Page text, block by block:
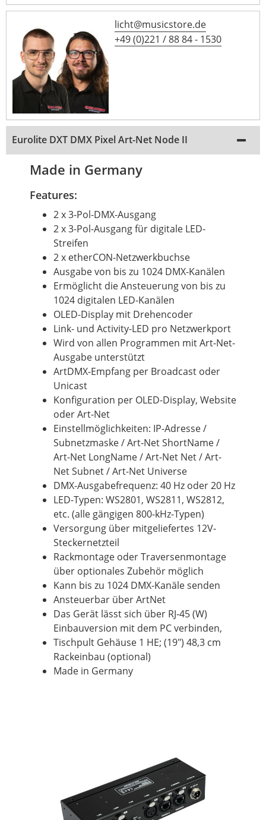
licht@musicstore.de
+49 (0)221 / 88 84 - 1530
Eurolite DXT DMX Pixel Art-Net Node II
Made in Germany
Features:
2 x 3-Pol-DMX-Ausgang
2 x 3-Pol-Ausgang für digitale LED-
Streifen
2 x etherCON-Netzwerkbuchse
Ausgabe von bis zu 1024 DMX-Kanälen
Ermöglicht die Ansteuerung von bis zu
1024 digitalen LED-Kanälen
OLED-Display mit Drehencoder
Link- und Activity-LED pro Netzwerkport
Wird von allen Programmen mit Art-Net-
Ausgabe unterstützt
ArtDMX-Empfang per Broadcast oder
Unicast
Konfiguration per OLED-Display, Website
oder Art-Net
Einstellmöglichkeiten: IP-Adresse /
Subnetzmaske / Art-Net ShortName /
Art-Net LongName / Art-Net Net / Art-
Net Subnet / Art-Net Universe
DMX-Ausgabefrequenz: 40 Hz oder 20 Hz
LED-Typen: WS2801, WS2811, WS2812,
etc. (alle gängigen 800-kHz-Typen)
Versorgung über mitgeliefertes 12V-
Steckernetzteil
Rackmontage oder Traversenmontage
über optionales Zubehör möglich
Kann bis zu 1024 DMX-Kanäle senden
Ansteuerbar über ArtNet
Das Gerät lässt sich über RJ-45 (W)
Einbauversion mit dem PC verbinden,
Tischpult Gehäuse 1 HE; (19") 48,3 cm
Rackeinbau (optional)
Made in Germany